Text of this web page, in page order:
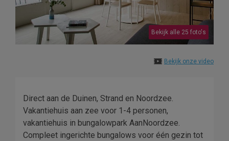
Bekijk alle 25 foto's
Bekijk onze video
Direct aan de Duinen, Strand en Noordzee.
Vakantiehuis aan zee voor 1-4 personen,
vakantiehuis in bungalowpark AanNoordzee.
Compleet ingerichte bungalows voor één gezin tot